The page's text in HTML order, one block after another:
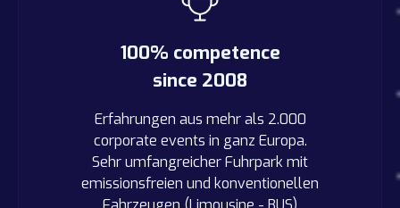
100% competence
since 2008
Erfahrungen aus mehr als 2.000
corporate events in ganz Europa.
Sehr umfangreicher Fuhrpark mit
emissionsfreien und konventionellen